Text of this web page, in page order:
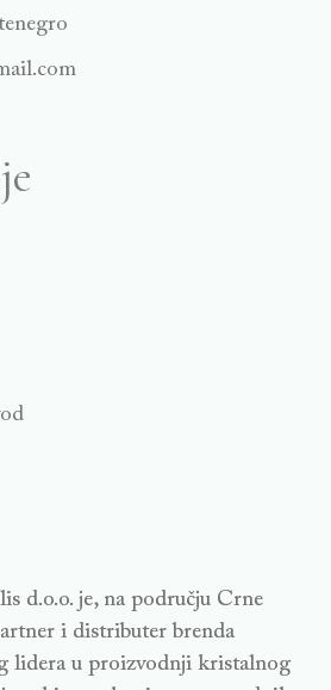
d.o.o. je, na području Crne
i distributer brenda
lidera u proizvodnji kristalnog